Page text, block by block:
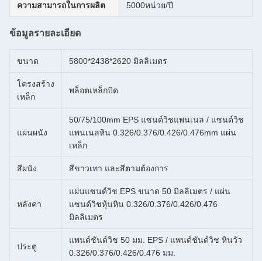
ความสามารถในการผลิต 5000หน่วย/ปี
ข้อมูลรายละเอียด
ขนาด 5800*2438*2620 มิลลิเมตร
โครงสร้าง
เหล็ก
พล็อตเหล็กบิด
แผ่นผนัง
50/75/100mm EPS แซนด์วิชแพนเนล / แซนด์วิช
แพนเนลหิน 0.326/0.376/0.426/0.476mm แผ่น
เหล็ก
สีผนัง สีขาวเทา และสีตามต้องการ
หลังคา
แผ่นแซนด์วิช EPS ขนาด 50 มิลลิเมตร / แผ่น
แซนด์วิชหุ้นหิน 0.326/0.376/0.426/0.476
มิลลิเมตร
ประตู
แพนด์ชันด์วิช 50 มม. EPS / แพนด์ชันด์วิช หินวัว
0.326/0.376/0.426/0.476 มม.